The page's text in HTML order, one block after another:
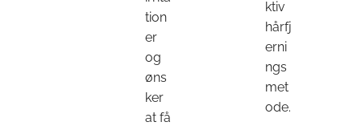
tion
er
og
øns
ker
at få
ktiv
hårfj
erni
ngs
met
ode.